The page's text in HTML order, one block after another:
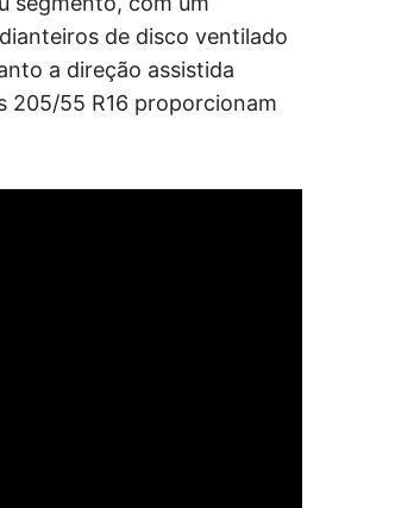
de disco ventilado
a direção assistida
205/55 R16 proporcionam